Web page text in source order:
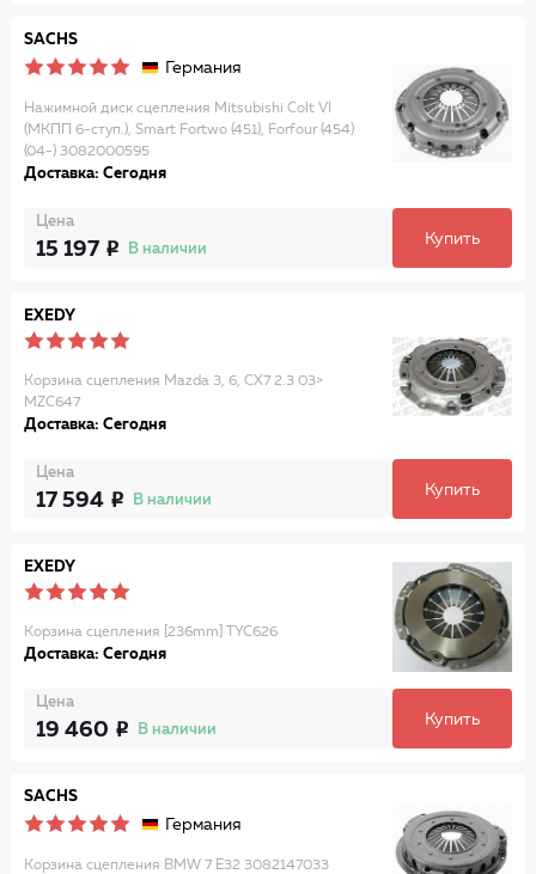
SACHS
Германия
Нажимной диск сцепления Mitsubishi Colt VI
(МКПП 6-ступ.), Smart Fortwo (451), Forfour (454)
(04-) 3082000595
Доставка: Сегодня
Цена
15 197 В наличии
Купить
EXEDY
Корзина сцепления Mazda 3, 6, CX7 2.3 03>
MZC647
Доставка: Сегодня
Цена
17 594 В наличии
Купить
EXEDY
Корзина сцепления [236mm] TYC626
Доставка: Сегодня
Цена
19 460 В наличии
Купить
SACHS
Германия
Корзина сцепления BMW 7 E32 3082147033